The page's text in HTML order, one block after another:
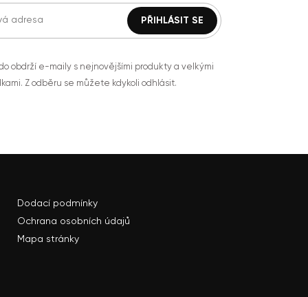
obdrží e-maily s nejnovějšími produkty a velkými
Z odběru se můžete kdykoli odhlásit.
Dodací podmínky
Ochrana osobních údajů
Mapa stránky